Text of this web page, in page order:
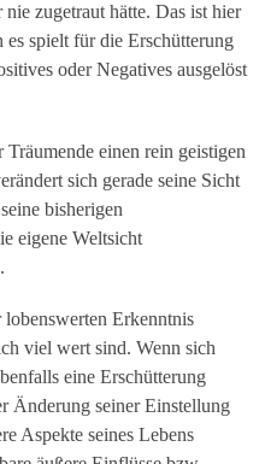
zugetraut hätte. Das ist hier
spielt für die Erschütterung
oder Negatives ausgelöst
Träumende einen rein geistigen
sich gerade seine Sicht
bisherigen
eigene Weltsicht
Erkenntnis
viel wert sind. Wenn sich
eine Erschütterung
Änderung seiner Einstellung
Aspekte seines Lebens